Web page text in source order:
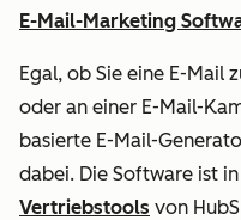
E-Mail-Marketing
Egal, ob Sie eine E-Mail
oder an einer E-Mail-
basierte E-Mail-
dabei. Die Software ist
Vertriebstools von